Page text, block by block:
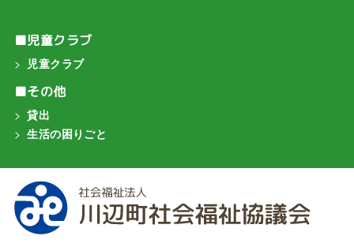
■児童クラブ
児童クラブ
■その他
貸出
生活の困りごと